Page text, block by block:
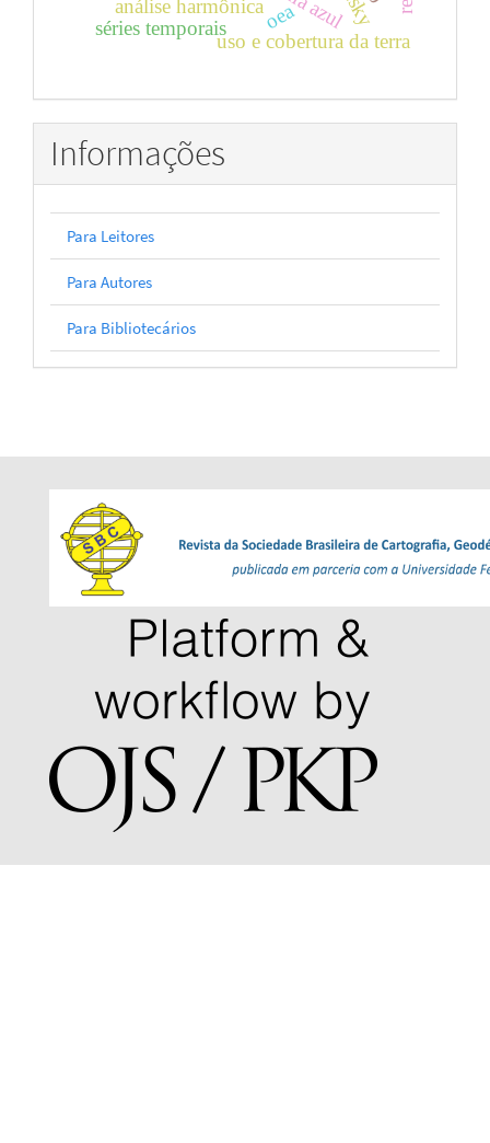
uso e cobertura da terra
análise harmônica
séries temporais oea
Informações
Para Leitores
Para Autores
Para Bibliotecários